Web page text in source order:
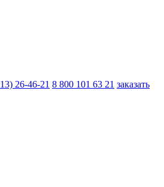
26-46-21 8 800 101 63 21 заказать